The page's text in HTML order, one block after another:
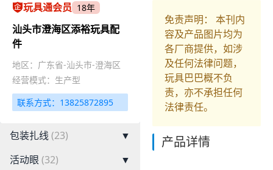
玩具通会员 18年
汕头市澄海区添裕玩具配
件
地区：广东省-汕头市-澄海区
经营模式：生产型
联系方式：13825872895
包装扎线(23)
▼
活动眼 (32)
▼
免责声明： 本刊内
容及产品图片均为
各厂商提供，如涉
及任何法律问题，
玩具巴巴概不负
责，亦不承担任何
法律责任。
产品详情